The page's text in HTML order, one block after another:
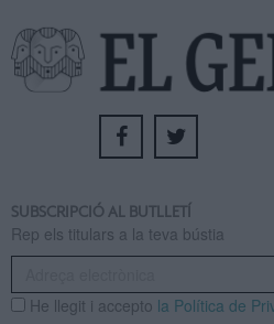
SUBSCRIPCIÓ AL BUTLLETÍ
Rep els titulars a la teva bústia
He llegit i accepto la Política de